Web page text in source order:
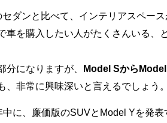
セダンと比べて、インテリアスペー
車を購入したい人がたくさんいる、
分になりますが、 Model Sから
、非常に興味深いと言えるでしょう。
中に、廉価版のSUVとModel Yを発